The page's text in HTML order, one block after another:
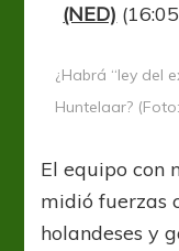
(NED)
¿Habrá “ley del
Huntelaar?
El equipo con
midió fuerzas
holandeses y